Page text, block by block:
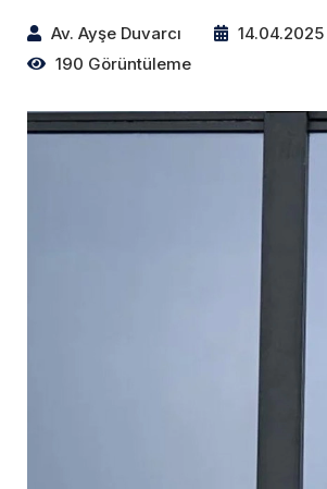
Av. Ayşe Duvarcı
14.04.2025
190 Görüntüleme